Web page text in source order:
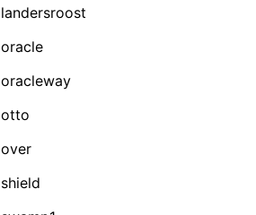
landersroost
oracle
oracleway
otto
over
shield